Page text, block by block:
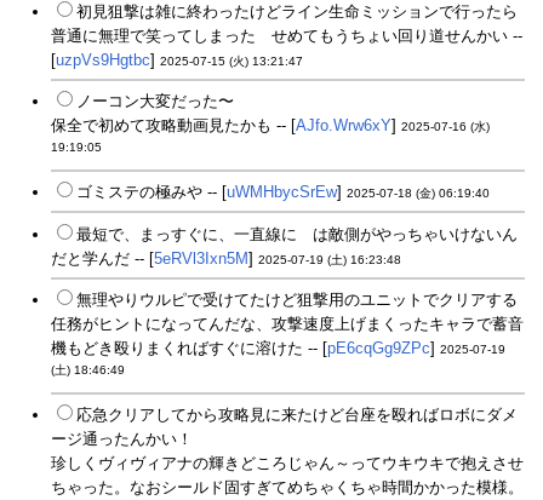
初見狙撃は雑に終わったけどライン生命ミッションで行ったら
普通に無理で笑ってしまった せめてもうちょい回り道せんかい --
[uzpVs9Hgtbc] 2025-07-15 (火) 13:21:47
ノーコン大変だった〜
保全で初めて攻略動画見たかも -- [AJfo.Wrw6xY] 2025-07-16 (水)
19:19:05
ゴミステの極みや -- [uWMHbycSrEw] 2025-07-18 (金) 06:19:40
最短で、まっすぐに、一直線に は敵側がやっちゃいけないん
だと学んだ -- [5eRVl3Ixn5M] 2025-07-19 (土) 16:23:48
無理やりウルピで受けてたけど狙撃用のユニットでクリアする
任務がヒントになってんだな、攻撃速度上げまくったキャラで蓄音
機もどき殴りまくればすぐに溶けた -- [pE6cqGg9ZPc] 2025-07-19
(土) 18:46:49
応急クリアしてから攻略見に来たけど台座を殴ればロボにダメ
ージ通ったんかい！
珍しくヴィヴィアナの輝きどころじゃん～ってウキウキで抱えさせ
ちゃった。なおシールド固すぎてめちゃくちゃ時間かかった模様。